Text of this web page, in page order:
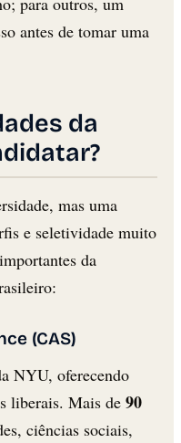
antes de tomar uma
da
mas uma
e seletividade muito
da
(CAS)
NYU, oferecendo
liberais. Mais de 90
ciências sociais,